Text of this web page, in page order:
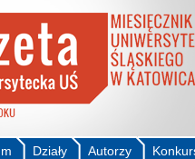
Autorzy
Działy